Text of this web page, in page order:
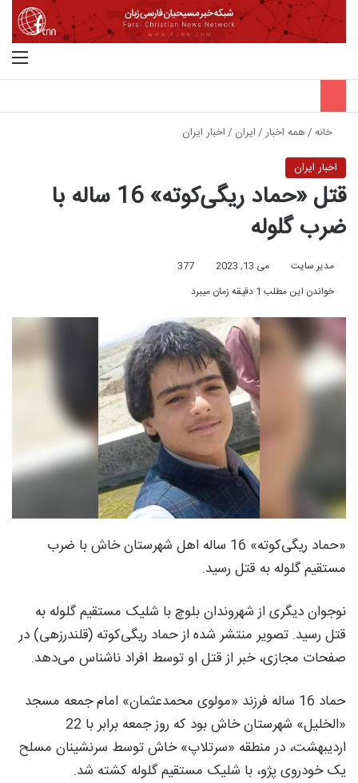
خانه/همه اخبار/ایران /اخبار ایران
اخبار ایران
قتل «حماد ریگی‌کوته» 16 ساله با
ضرب گلوله
مدیر سایت می 13, 2023
377
خواندن این مطلب 1 دقیقه زمان میبرد
«حماد ریگی‌کوته» 16 ساله اهل شهرستان خاش با ضرب
مستقیم گلوله به قتل رسید.
نوجوان دیگری از شهروندان بلوچ با شلیک مستقیم گلوله به
قتل رسید. تصویر منتشر شده از حماد ریگی‌کوته (قلندرزهی) در
صفحات مجازی، خبر از قتل او توسط افراد ناشناس می‌دهد.
حماد 16 ساله فرزند «مولوی محمدعثمان» امام جمعه مسجد
«الخلیل» شهرستان خاش بود که روز جمعه برابر با 22
اردیبهشت، در منطقه «سرتلاپ» خاش توسط سرنشینان مسلح
یک خودروی پژو، با شلیک مستقیم گلوله کشته شد.